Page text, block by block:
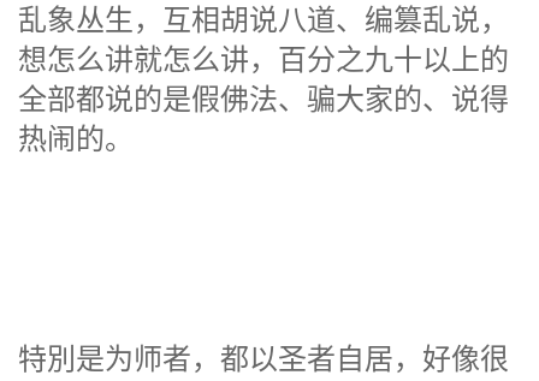
乱象丛生，互相胡说八道、编篡乱说，
想怎么讲就怎么讲，百分之九十以上的
全部都说的是假佛法、骗大家的、说得
热闹的。
特別是为师者，都以圣者自居，好像很